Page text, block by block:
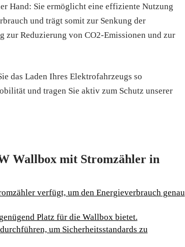
Hand: Sie ermöglicht eine effiziente Nutzung
und trägt somit zur Senkung der
zur Reduzierung von CO2-Emissionen und zur
das Laden Ihres Elektrofahrzeugs so
und tragen Sie aktiv zum Schutz unserer
Wallbox mit Stromzähler in
verfügt, um den Energieverbrauch genau
Platz für die Wallbox bietet.
um Sicherheitsstandards zu